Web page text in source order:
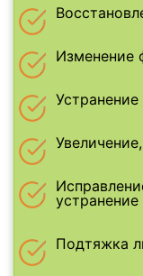
Изменение
Подтяжка